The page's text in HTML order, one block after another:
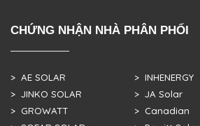
CHỨNG NHẬN NHÀ PHÂN PHỐI
> AE SOLAR
> JINKO SOLAR
> GROWATT
> INHENERGY
> JA Solar
> Canadian